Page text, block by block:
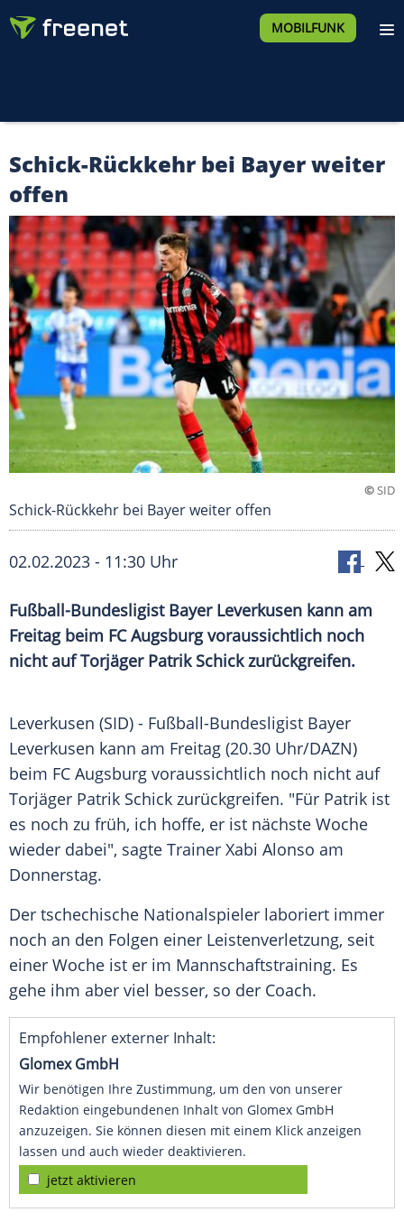
MOBILFUNK
Schick-Rückkehr bei Bayer weiter
offen
©SID
Schick-Rückkehr bei Bayer weiter offen
02.02.2023 - 11:30 Uhr
Fußball-Bundesligist Bayer Leverkusen kann am
Freitag beim FC Augsburg voraussichtlich noch
nicht auf Torjäger Patrik Schick zurückgreifen.
Leverkusen (SID) - Fußball-Bundesligist Bayer
Leverkusen kann am Freitag (20.30 Uhr/DAZN)
beim FC Augsburg voraussichtlich noch nicht auf
Torjäger Patrik Schick zurückgreifen. "Für Patrik ist
es noch zu früh, ich hoffe, er ist nächste Woche
wieder dabei", sagte Trainer Xabi Alonso am
Donnerstag.
Der tschechische Nationalspieler laboriert immer
noch an den Folgen einer Leistenverletzung, seit
einer Woche ist er im Mannschaftstraining. Es
gehe ihm aber viel besser, so der Coach.
Empfohlener externer Inhalt:
Glomex GmbH
Wir benötigen Ihre Zustimmung, um den von unserer
Redaktion eingebundenen Inhalt von Glomex GmbH
anzuzeigen. Sie können diesen mit einem Klick anzeigen
lassen und auch wieder deaktivieren.
jetzt aktivieren